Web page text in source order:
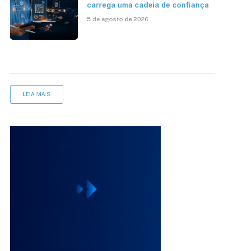
carrega uma cadeia de confiança
5 de agosto de 2026
LEIA MAIS